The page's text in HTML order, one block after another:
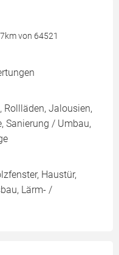
von 64521
Rollläden, Jalousien,
Sanierung / Umbau,
Haustür,
Lärm- /